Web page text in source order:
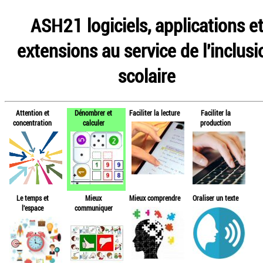
ASH21 logiciels, applications et
extensions au service de
scolaire
Attention et
concentration
Dénombrer et
calculer
Faciliter la lecture
Faciliter la
production
Le temps et
l'espace
Mieux
communiquer
Mieux comprendre Oraliser un texte